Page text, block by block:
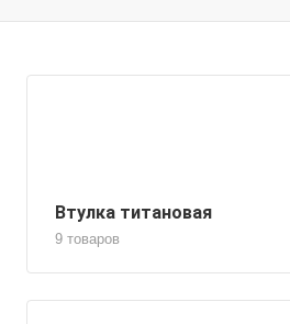
Втулка титановая
9 товаров